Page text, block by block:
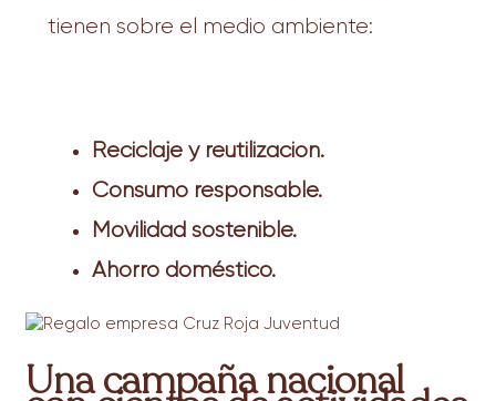
tienen sobre el medio ambiente:
Reciclaje y reutilización.
Consumo responsable.
Movilidad sostenible.
Ahorro doméstico.
Una campaña nacional